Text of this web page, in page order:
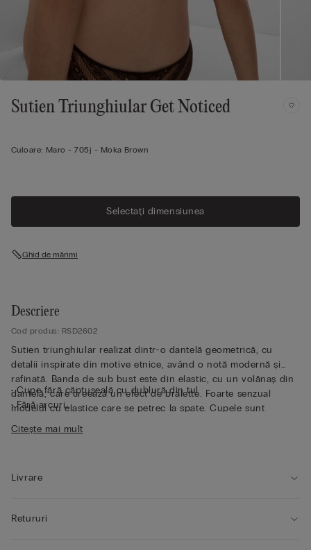
Sutien Triunghiular Get Noticed
Culoare: Maro -705j - Moka Brown
Selectați dimensiunea
Ghid de mărimi
Descriere
Cod produs: RSD2602
Sutien triunghiular realizat dintr-o dantelă geometrică, cu
detalii inspirate din motive etnice, având o notă modernă și
rafinată. Banda de sub bust este din elastic, cu un volănaș din
dantelă, care creează un efect de bralette. Foarte senzual
modelul cu elastice care se petrec la spate. Cupele sunt
dublate cu tul în nuanță nude, sutienul putând fi purtat la
vedere fără a fi transparent. Model lejer și plăcut, ideal pentru
• Cupe fără căptușeală cu dublură din tul
• Fără arcuri
• Bretele fixe
/ 85B / 42B
Citește mai mult
Livrare
Retururi